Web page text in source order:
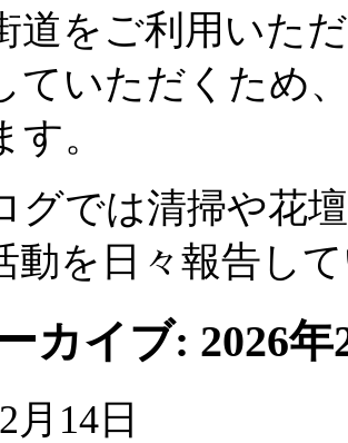
道をご利用いた
ていただくため
す。
グでは清掃や花
動を日々報告し
カイブ: 2026年
月14日